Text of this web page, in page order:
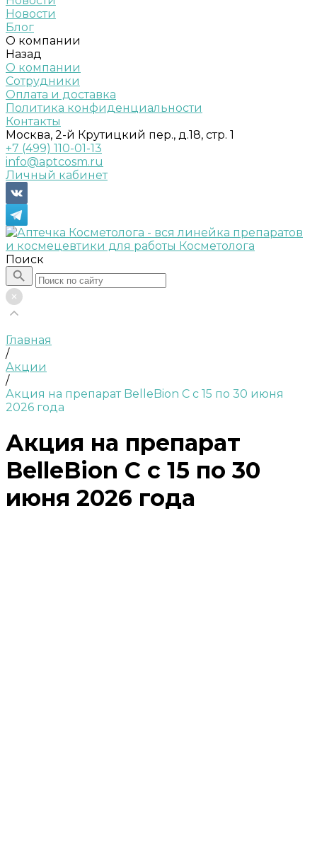
Новости
Блог
О компании
Назад
О компании
Сотрудники
Оплата и доставка
Политика конфиденциальности
Контакты
Москва, 2-й Крутицкий пер., д.18, стр. 1
+7 (499) 110-01-13
info@aptcosm.ru
Личный кабинет
Поиск
Главная
/
Акции
/
Акция на препарат BelleBion C c 15 по 30 июня
2026 года
Акция на препарат
BelleBion C c 15 по 30
июня 2026 года